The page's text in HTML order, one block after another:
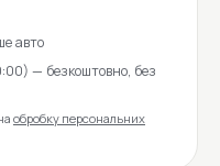
авто
— безкоштовно, без
обробку персональних